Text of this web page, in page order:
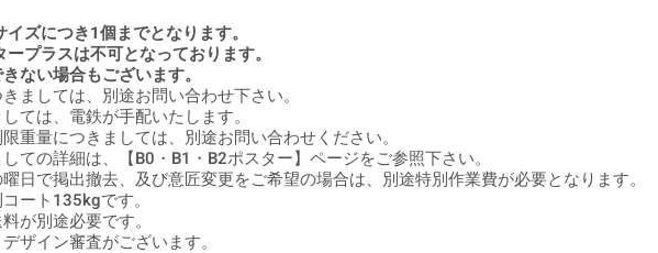
ズにつき1個までとなります。
プラスは不可となっております。
ない場合もございます。
ましては、別途お問い合わせ下さい。
ては、電鉄が手配いたします。
重量につきましては、別途お問い合わせください。
ての詳細は、【B0・B1・B2ポスター】ページをご参照下さい。
日で掲出撤去、及び意匠変更をご希望の場合は、別途特別作業費が必要となります。
ート135kgです。
が別途必要です。
ザイン審査がございます。